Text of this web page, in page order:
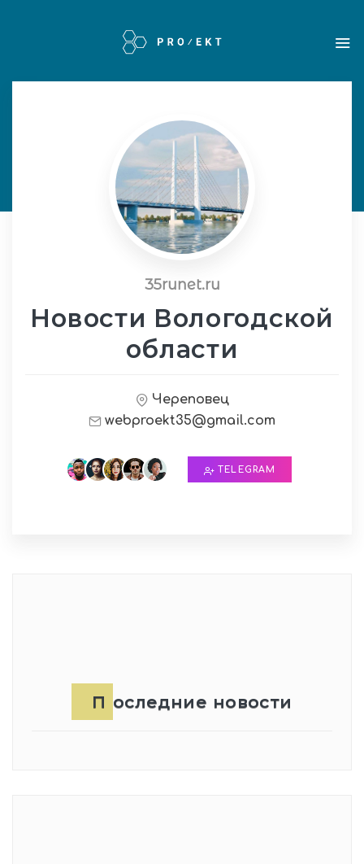
35runet.ru
Новости Вологодской
области
Череповец
webproekt35@gmail.com
TELEGRAM
Последние новости